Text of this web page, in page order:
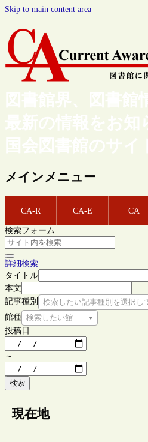
Skip to main content area
図書館界、図書館
最新の情報をお知
国会図書館のサイ
メインメニュー
CA-R CA-E CA
検索フォーム
詳細検索
タイトル
本文
記事種別
検索したい記事種別を選択し
館種 検索したい館種を選択してください
投稿日
～
検索
現在地